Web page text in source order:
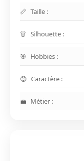
Taille :
Silhouette :
Hobbies :
Caractère :
Métier :